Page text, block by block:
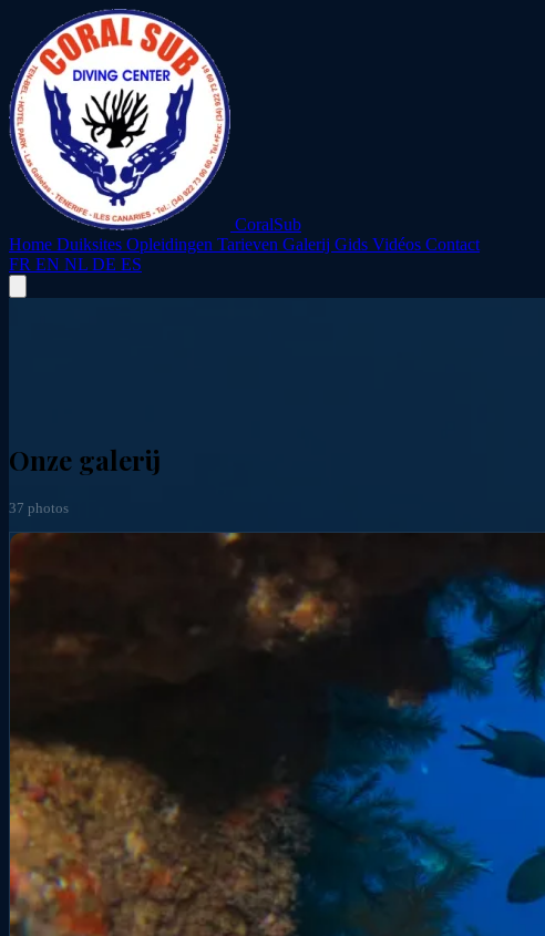
CoralSub
Home Duiksites Opleidingen Tarieven Galerij Gids Vidéos Contact
FR EN NL DE ES
Onze galerij
37 photos